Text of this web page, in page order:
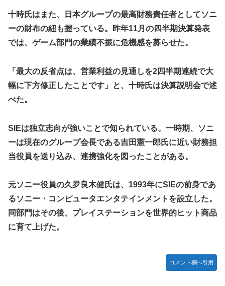
【エ●漫画】乱交物のエ●漫画←これｗｗｗ
【競馬】あの武ルメ痛バッグのファンさん、二人とツーショ
ット！
昭和戦隊のロボデザイン、配信で追って見ると…
万再生ｗｗｗｗｗｗ
【悲報】「美人すぎる県警本部長」失職ｗｗｗｗｗｗｗｗｗ
本屋に現れた異臭＆浮浪者風の男、ペタンコのボストンバッ
【動画】これはお見事。中国重慶市で珍しい事故が撮影され
る。
込みがエグすぎる
【悲報】 めっちゃカメレオンさん、早速パクリゲーが任天
十時氏はまた、日本グループの最高財務責任者としてソニ
ーの財布の紐も握っている。昨年11月の四半期決算発表
では、ゲーム部門の業績不振に危機感を募らせた。
「最大の反省点は、営業利益の見通しを2四半期連続で大
幅に下方修正したことです」と、十時氏は決算説明会で述
べた。
SIEは独立志向が強いことで知られている。一時期、ソニ
ーは現在のグループ会長である吉田憲一郎氏に近い財務担
当役員を送り込み、連携強化を図ったことがある。
元ソニー役員の久夛良木健氏は、1993年にSIEの前身であ
るソニー・コンピュータエンタテインメントを設立した。
同部門はその後、プレイステーションを世界的ヒット商品
に育て上げた。
コメント欄へ引用